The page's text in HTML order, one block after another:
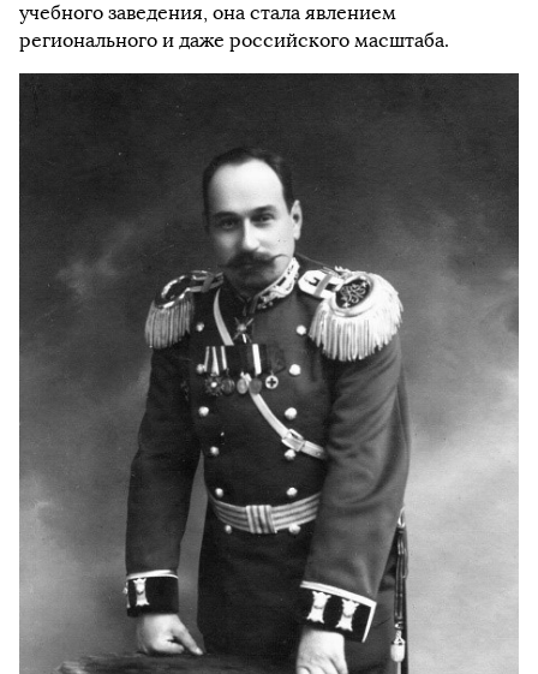
учебного заведения, она стала явлением
регионального и даже российского масштаба.